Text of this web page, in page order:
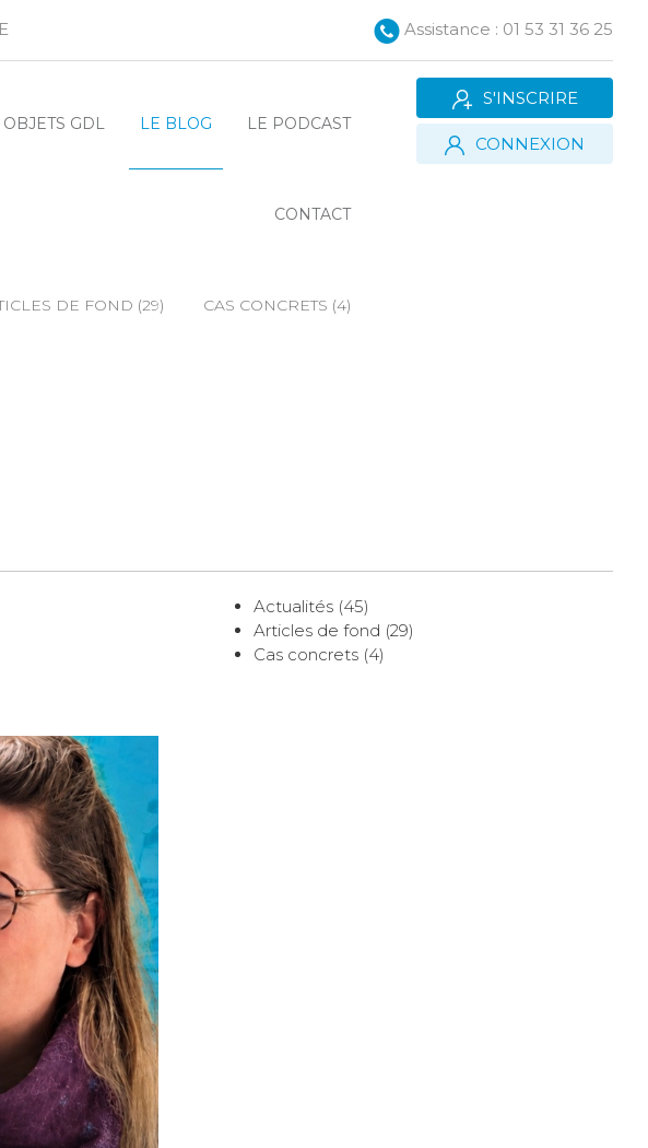
Assistance : 01 53 31 36 25
GDL LE BLOG LE PODCAST
CONTACT
DE FOND (29) CAS CONCRETS (4)
S'INSCRIRE
CONNEXION
Actualités (45)
Articles de fond (29)
Cas concrets (4)